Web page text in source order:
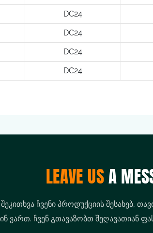
DC24
DC24
DC24
DC24
LEAVE USA
ჩვენი პროდუქციის შესახებ,
ვართ. ჩვენ გთავაზობთ შეღავათიან